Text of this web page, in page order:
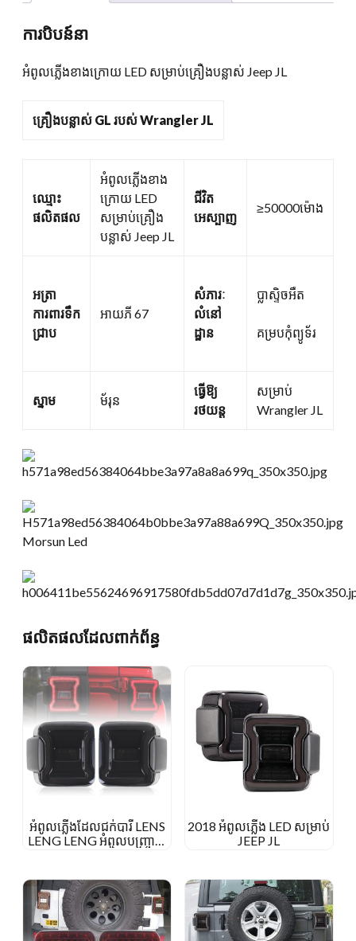
ការបិបន៍នា
អំពូលភ្លើងខាងក្រោយ LED សម្រាប់គ្រឿងបន្លាស់ Jeep JL
គ្រឿងបន្លាស់ GL របស់ Wrangler JL
ឈ្មោះ
ផលិតផល
អំពូលភ្លើងខាង
ក្រោយ LED
សម្រាប់គ្រឿង
បន្លាស់ Jeep JL
ជីវិត
អេស្បាញ
≥50000ម៉ោង
អត្រា
ការពារទឹក
ជ្រាប
អាយភី 67
សំភារៈ
លំនៅ
ដ្ឋាន
ប្លាស្ទិចអឺត
គម្របកុំព្យូទ័រ
ស្នាម ម័រុន
ធ្វើឱ្យ
រថយន្ត
សម្រាប់
Wrangler JL
ផលិតផលដែលពាក់ព័ន្ធ
អំពូលភ្លើងដែលជក់បារី LENS
LENG LENG អំពូលបញ្ច្រាស
2018 អំពូលភ្លើង LED សម្រាប់
JEEP JL